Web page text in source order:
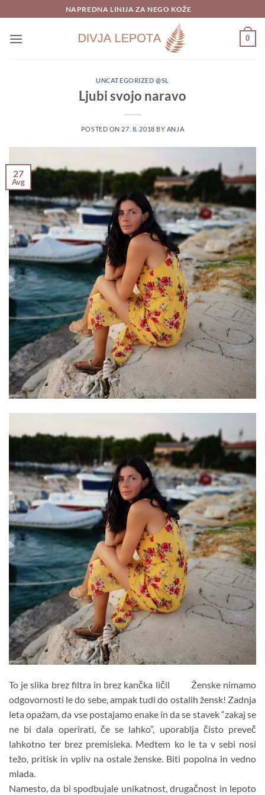
na
vsebino
NAPREDNA LINIJA ZA NEGO KOŽE
0
UNCATEGORIZED @SL
Ljubi svojo naravo
POSTED ON 27. 8. 2018 BY ANJA
27
Avg
To je slika brez filtra in brez kančka ličil
Ženske nimamo
odgovornosti le do sebe, ampak tudi do ostalih žensk! Zadnja
leta opažam, da vse postajamo enake in da se stavek “zakaj se
ne bi dala operirati, če se lahko”, uporablja čisto preveč
lahkotno ter brez premisleka. Medtem ko le ta v sebi nosi
težo, pritisk in vpliv na ostale ženske. Biti popolna in vedno
mlada.
Namesto, da bi spodbujale unikatnost, drugačnost in lepoto